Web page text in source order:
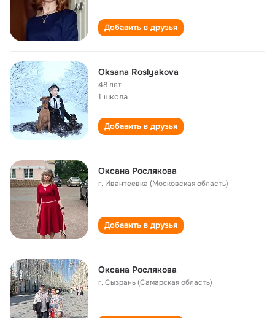
Добавить в друзья
Oksana Roslyakova
48 лет
1 школа
Добавить в друзья
Оксана Рослякова
г. Ивантеевка (Московская область)
Добавить в друзья
Оксана Рослякова
г. Сызрань (Самарская область)